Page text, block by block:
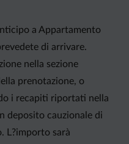
a Appartamento
di arrivare.
nella sezione
prenotazione, o
i recapiti riportati nella
deposito cauzionale di
L?importo sarà